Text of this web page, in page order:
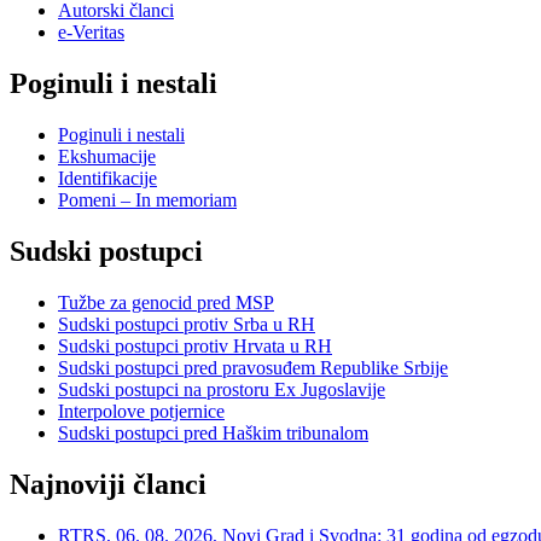
Autorski članci
e-Veritas
Poginuli i nestali
Poginuli i nestali
Ekshumacije
Identifikacije
Pomeni – In memoriam
Sudski postupci
Tužbe za genocid pred MSP
Sudski postupci protiv Srba u RH
Sudski postupci protiv Hrvata u RH
Sudski postupci pred pravosuđem Republike Srbije
Sudski postupci na prostoru Ex Jugoslavije
Interpolove potjernice
Sudski postupci pred Haškim tribunalom
Najnoviji članci
RTRS, 06. 08. 2026, Novi Grad i Svodna: 31 godina od